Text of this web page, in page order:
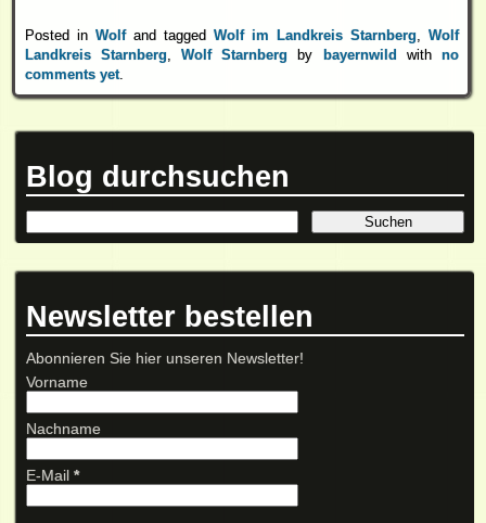
Posted in Wolfand tagged Wolf im Landkreis Starnberg, Wolf
Landkreis Starnberg, Wolf Starnberg by bayernwild with no
comments yet.
Blog durchsuchen
Newsletter bestellen
Abonnieren Sie hier unseren Newsletter!
Vorname
Nachname
E-Mail *